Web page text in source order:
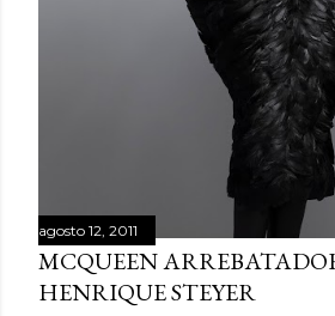
agosto 12, 2011
MCQUEEN
HENRIQUE STEYER